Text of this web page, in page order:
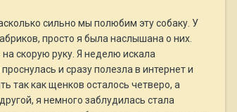
сильно мы полюбим эту собаку. У
просто я была наслышана о них.
скорую руку. Я неделю искала
и сразу полезла в интернет и
так как щенков осталось четверо, а
я немного заблудилась стала